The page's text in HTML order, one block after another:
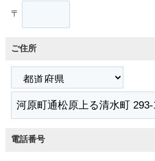
〒
ご住所
電話番号